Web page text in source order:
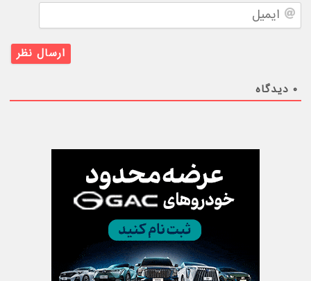
ایمیل
۰ دیدگاه